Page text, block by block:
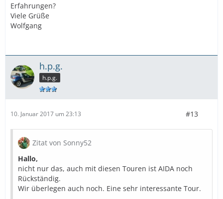
Erfahrungen?
Viele Grüße
Wolfgang
h.p.g.
h.p.g.
10. Januar 2017 um 23:13 #13
Zitat von Sonny52
Hallo,
nicht nur das, auch mit diesen Touren ist AIDA noch
Rückständig.
Wir überlegen auch noch. Eine sehr interessante Tour.